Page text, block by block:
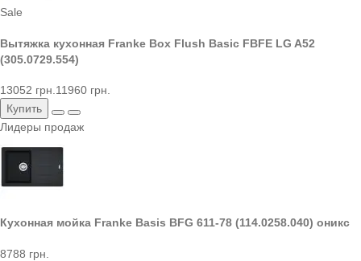
Sale
Вытяжка кухонная Franke Box Flush Basic FBFE LG A52
(305.0729.554)
13052 грн.11960 грн.
Купить
Лидеры продаж
Кухонная мойка Franke Basis BFG 611-78 (114.0258.040) оникс
8788 грн.